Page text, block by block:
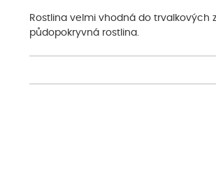
Rostlina velmi vhodná do trvalkových
půdopokryvná rostlina.